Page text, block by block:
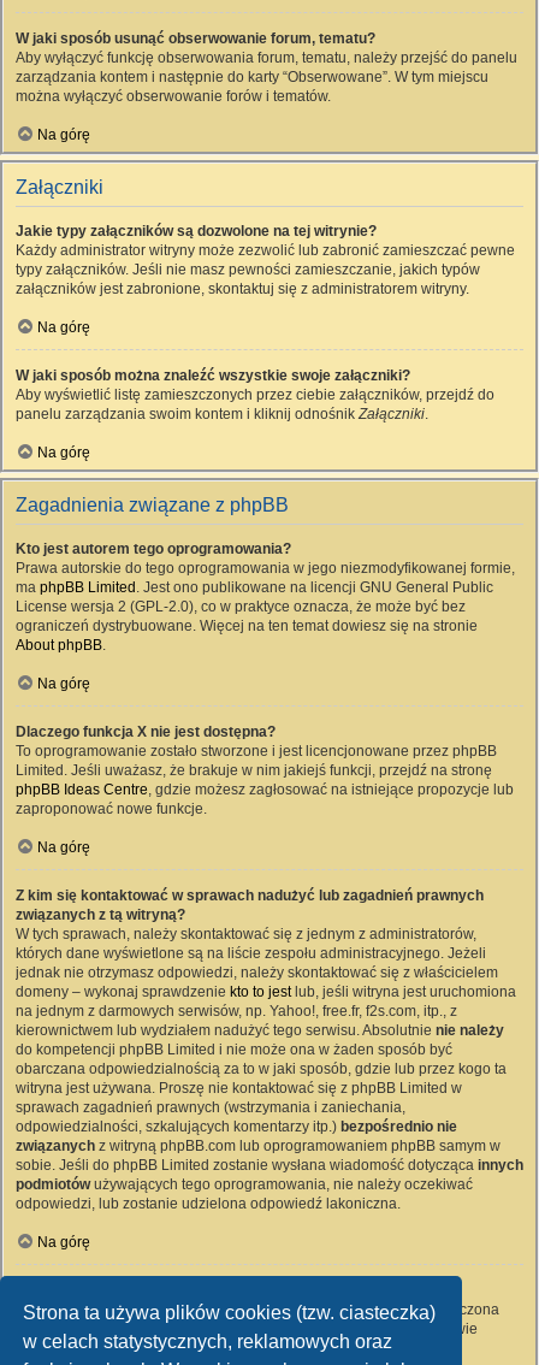
Strona ta używa plików cookies (tzw. ciasteczka)
w celach statystycznych, reklamowych oraz
W jaki sposób usunąć obserwowanie forum, tematu?
Aby wyłączyć funkcję obserwowania forum, tematu, należy przejść do panelu
zarządzania kontem i następnie do karty “Obserwowane”. W tym miejscu
można wyłączyć obserwowanie forów i tematów.
Na górę
Załączniki
Jakie typy załączników są dozwolone na tej witrynie?
Każdy administrator witryny może zezwolić lub zabronić zamieszczać pewne
typy załączników. Jeśli nie masz pewności zamieszczanie, jakich typów
załączników jest zabronione, skontaktuj się z administratorem witryny.
Na górę
W jaki sposób można znaleźć wszystkie swoje załączniki?
Aby wyświetlić listę zamieszczonych przez ciebie załączników, przejdź do
panelu zarządzania swoim kontem i kliknij odnośnikZałączniki.
Na górę
Zagadnienia związane z phpBB
Kto jest autorem tego oprogramowania?
Prawa autorskie do tego oprogramowania w jego niezmodyfikowanej formie,
ma phpBB Limited . Jest ono publikowane na licencji GNU General Public
License wersja 2 (GPL-2.0), co w praktyce oznacza, że może być bez
ograniczeń dystrybuowane. Więcej na ten temat dowiesz się na stronie
About phpBB.
Na górę
Dlaczego funkcja X nie jest dostępna?
To oprogramowanie zostało stworzone i jest licencjonowane przez phpBB
Limited. Jeśli uważasz, że brakuje w nim jakiejś funkcji, przejdź na stronę
phpBB Ideas Centre, gdzie możesz zagłosować na istniejące propozycje lub
zaproponować nowe funkcje.
Na górę
Z kim się kontaktować w sprawach nadużyć lub zagadnień prawnych
związanych z tą witryną?
W tych sprawach, należy skontaktować się z jednym z administratorów,
których dane wyświetlone są na liście zespołu administracyjnego. Jeżeli
jednak nie otrzymasz odpowiedzi, należy skontaktować się z właścicielem
domeny – wykonaj sprawdzenie kto to jestlub, jeśli witryna jest uruchomiona
na jednym z darmowych serwisów, np. Yahoo!, free.fr, f2s.com, itp., z
kierownictwem lub wydziałem nadużyć tego serwisu. Absolutnie nie należy
do kompetencji phpBB Limited i nie może ona w żaden sposób być
obarczana odpowiedzialnością za to w jaki sposób, gdzie lub przez kogo ta
witryna jest używana. Proszę nie kontaktować się z phpBB Limited w
sprawach zagadnień prawnych (wstrzymania i zaniechania,
odpowiedzialności, szkalujących komentarzy itp.) bezpośrednio nie
związanych z witryną phpBB.com lub oprogramowaniem phpBB samym w
sobie. Jeśli do phpBB Limited zostanie wysłana wiadomość dotycząca innych
podmiotówużywających tego oprogramowania, nie należy oczekiwać
odpowiedzi, lub zostanie udzielona odpowiedź lakoniczna.
Na górę
Wszyscy użytkownicy witryny mogą używać – jeśli funkcja ta jest włączona
przez administratora witryny – formularza „Kontakt z nami”. Członkowie
witryny mogą także używać odnośnika „Zespół administracyjny”.